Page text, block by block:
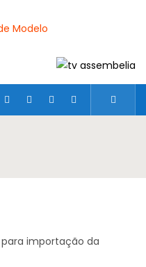
importação da